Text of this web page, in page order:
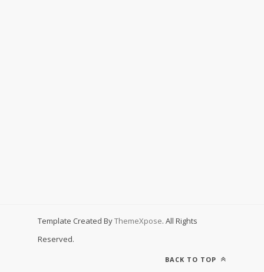
Template Created ByThemeXpose. All Rights
Reserved.
BACK TO TOP